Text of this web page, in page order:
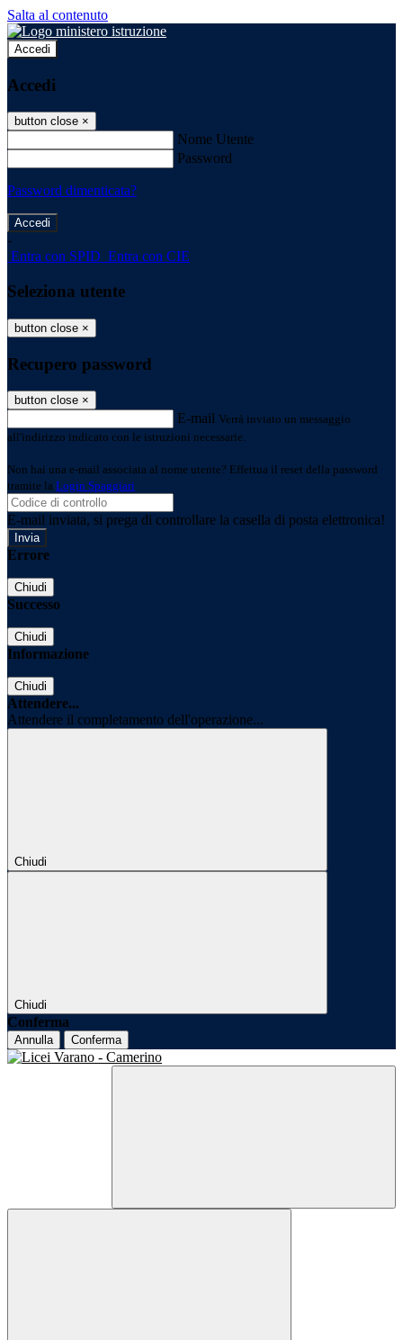
Salta al contenuto
Accedi
Accedi
button close ×
Nome Utente
Password
Password dimenticata?
-
Entra con SPID Entra con CIE
Seleziona utente
button close ×
Recupero password
button close ×
E-mail Verrà inviato un messaggio
all'indirizzo indicato con le istruzioni necessarie.
Non hai una e-mail associata al nome utente? Effettua il reset della password
tramite la Login Spaggiari
E-mail inviata, si prega di controllare la casella di posta elettronica!
Errore
Chiudi
Successo
Chiudi
Informazione
Chiudi
Attendere...
Attendere il completamento dell'operazione...
Chiudi
Chiudi
Conferma
Annulla Conferma